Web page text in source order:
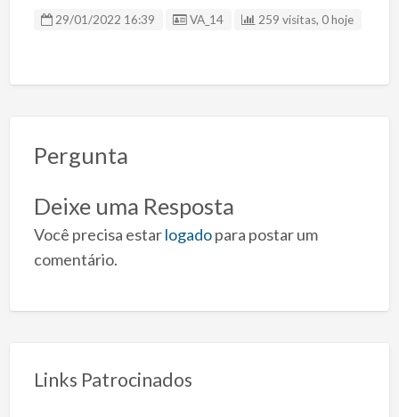
29/01/2022 16:39 ID Anúncio
VA_14 259 visitas, 0 hoje
Pergunta
Deixe uma Resposta
Você precisa estarlogadopara postar um
comentário.
Links Patrocinados